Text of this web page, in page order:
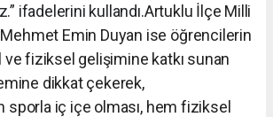
ifadelerini kullandı.Artuklu İlçe Milli
Emin Duyan ise öğrencilerin
fiziksel gelişimine katkı sunan
dikkat çekerek,
sporla iç içe olması, hem fiziksel